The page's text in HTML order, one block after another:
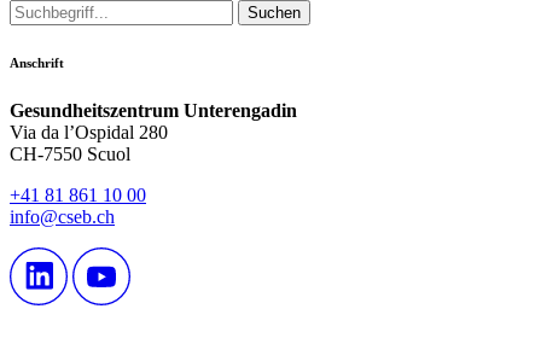
Anschrift
Gesundheitszentrum Unterengadin
Via da l’Ospidal 280
CH-7550 Scuol
+41 81 861 10 00
info@cseb.ch